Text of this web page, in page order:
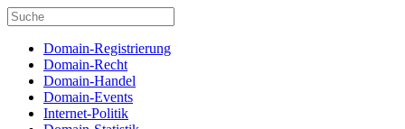
Domain-Registrierung
Domain-Recht
Domain-Handel
Domain-Events
Internet-Politik